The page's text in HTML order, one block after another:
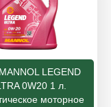
LEGEND
0W20 1 л.
моторное